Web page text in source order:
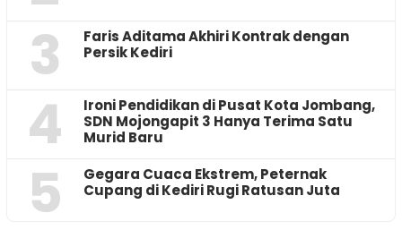
3
Faris Aditama Akhiri Kontrak dengan
Persik Kediri
4
Ironi Pendidikan di Pusat Kota Jombang,
SDN Mojongapit 3 Hanya Terima Satu
Murid Baru
5
‎Gegara Cuaca Ekstrem, Peternak
Cupang di Kediri Rugi Ratusan Juta